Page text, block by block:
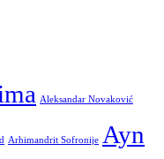
Aleksandar Novaković
Arhimandrit Sofronije Ayn